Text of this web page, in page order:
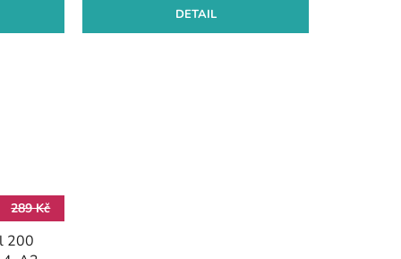
DETAIL
289 Kč
200